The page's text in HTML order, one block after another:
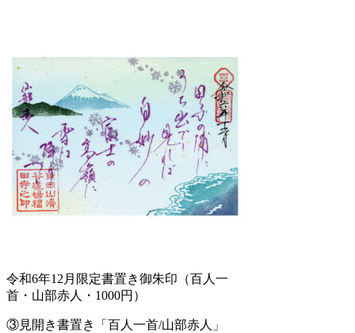
令和6年12月限定書置き御朱印（百人一
首・山部赤人・1000円）
③見開き書置き「百人一首/山部赤人」